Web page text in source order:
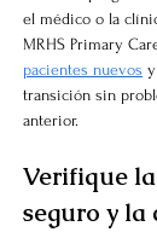
el médico o la
MRHS Primary
pacientes nuevos
transición sin
anterior.
Verifique
seguro y la